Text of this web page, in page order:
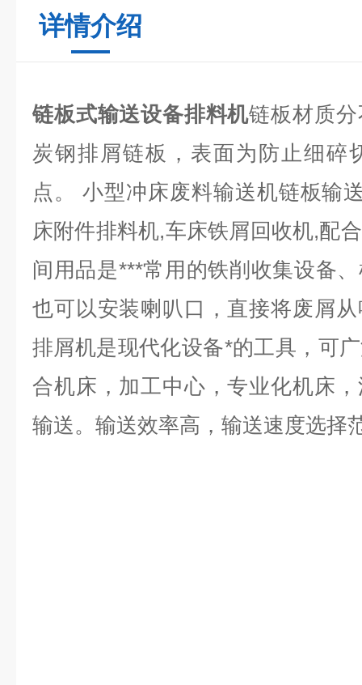
详情介绍
链板式输送设备排料机链板材质
炭钢排屑链板，表面为防止细碎
点。 小型冲床废料输送机链板输
床附件排料机,车床铁屑回收机,配
间用品是***常用的铁削收集设备
也可以安装喇叭口，直接将废屑
排屑机是现代化设备*的工具，可
合机床，加工中心，专业化机床
输送。输送效率高，输送速度选择